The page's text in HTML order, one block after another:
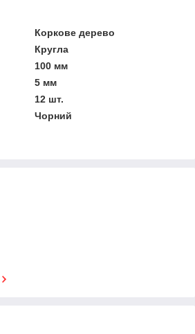
Коркове дерево
Кругла
100 мм
5 мм
12 шт.
Чорний